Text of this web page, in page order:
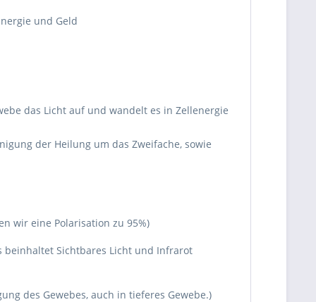
und Geld
das Licht auf und wandelt es in Zellenergie
der Heilung um das Zweifache, sowie
wir eine Polarisation zu 95%)
beinhaltet Sichtbares Licht und Infrarot
des Gewebes, auch in tieferes Gewebe.)